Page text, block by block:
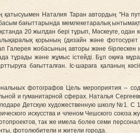
Наталия Таран автордың "На
басым бағыттарында мемлекетаралық
20 жылдан бері тұрып, Мәскеуге, одан
қорының (дизайн және фотосурет
жобасының авторы және бірлескен
тұрады және жұмыс істейді. Бұл оқиға
бағытталған. Іс-шараға қаланың
фотографов Цель мероприятия –
и гуманитарной сферах. Наталья
Детскую художественную школу №1. С
искусства и членом Чешского союза
так же имела более семи
фотолюбители и жители города.